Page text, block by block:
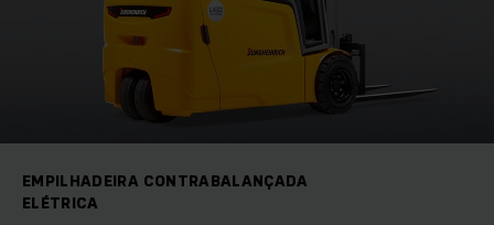
EMPILHADEIRA CONTRABALANÇADA
ELÉTRICA